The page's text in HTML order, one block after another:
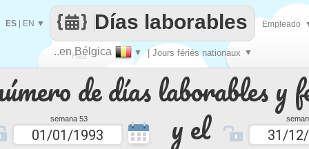
de días laborables y
semana 53 y el
Haz
que
..en Bélgica ▼ | Jours fériés nationaux ▼
Días laborables
ES EN ▼ Empleado